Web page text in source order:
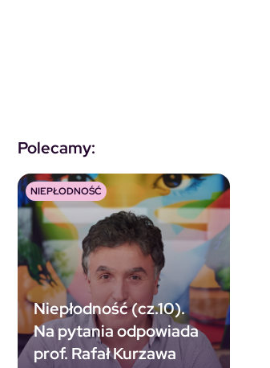
Polecamy:
Niepłodność (cz.10).
Na pytania odpowiada
prof. Rafał Kurzawa
NIEPŁODNOŚĆ